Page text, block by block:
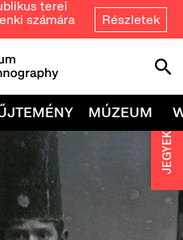
terei
számára
Részletek
MÚZEUM
JEGYEK